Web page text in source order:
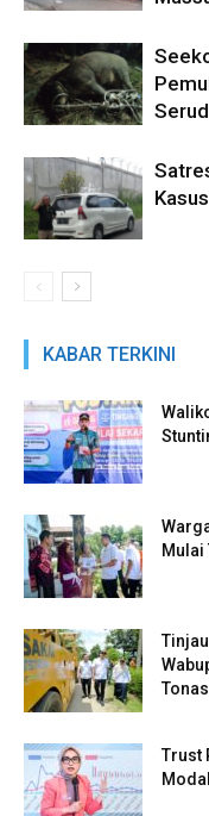
KABAR TERKINI
Mulai
Trust